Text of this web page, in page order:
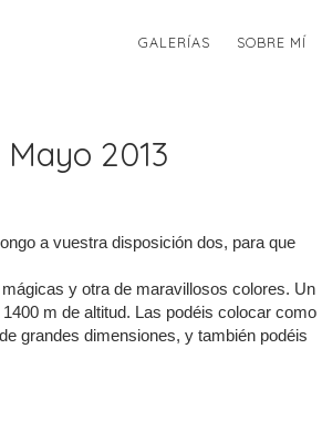
GALERÍAS SOBRE MÍ
2013
a vuestra disposición dos, para que
y otra de maravillosos colores. Un
m de altitud. Las podéis colocar como
grandes dimensiones, y también podéis